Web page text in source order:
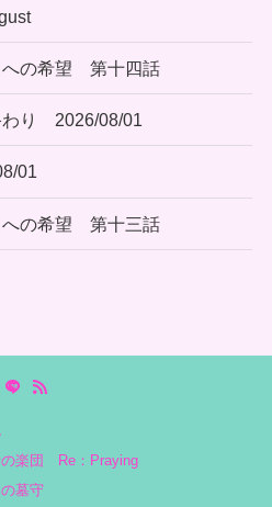
への希望 第十四話
わり 2026/08/01
01
への希望 第十三話
楽団 Re：Praying
墓守